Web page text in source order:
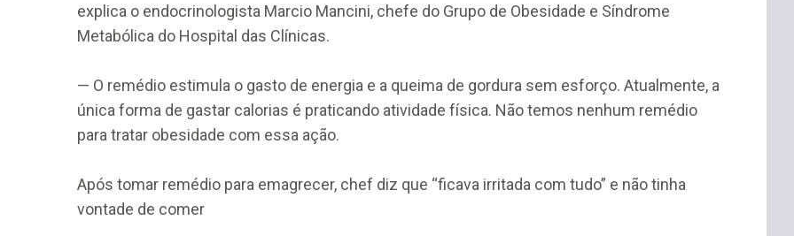
explica o endocrinologista Marcio Mancini, chefe do Grupo de Obesidade e Síndrome
Metabólica do Hospital das Clínicas.
— O remédio estimula o gasto de energia e a queima de gordura sem esforço. Atualmente, a
única forma de gastar calorias é praticando atividade física. Não temos nenhum remédio
para tratar obesidade com essa ação.
Após tomar remédio para emagrecer, chef diz que “ficava irritada com tudo” e não tinha
vontade de comerCRF-AL reforça importância do
farmacêutico em nova resolução